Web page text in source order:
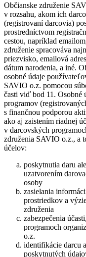
Občianske združenie
v rozsahu, akom ich
(registrovaní darcovia)
prostredníctvom
cestou, napríklad
združenie spracováva
priezvisko, emailová
dátum narodenia, a iné.
osobné údaje
SAVIO o.z. pomocou
časti viď bod 11. Osobné
programov
s finančnou podporou
ako aj zaistením riadnej
v darcovských
združenia SAVIO o.z., a
účelov:
poskytnutia daru
uzatvorením
osoby
zasielania
prostriedkov a
združenia
zabezpečenia
programoch
o.z.
identifikácie darcu
poskytnutých